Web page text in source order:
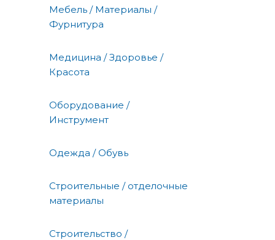
Мебель / Материалы /
Фурнитура
Медицина / Здоровье /
Красота
Оборудование /
Инструмент
Одежда / Обувь
Строительные / отделочные
материалы
Строительство /